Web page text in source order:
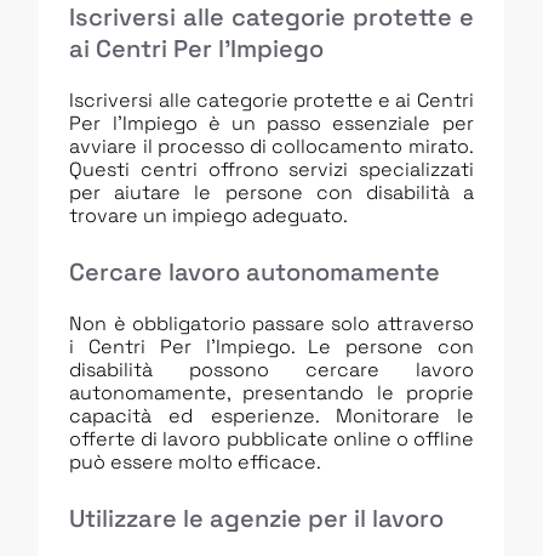
Iscriversi alle categorie protette e
ai Centri Per l’Impiego
Iscriversi alle categorie protette e ai Centri
Per l’Impiego è un passo essenziale per
avviare il processo di collocamento mirato.
Questi centri offrono servizi specializzati
per aiutare le persone con disabilità a
trovare un impiego adeguato.
Cercare lavoro autonomamente
Non è obbligatorio passare solo attraverso
i Centri Per l’Impiego. Le persone con
disabilità possono cercare lavoro
autonomamente, presentando le proprie
capacità ed esperienze. Monitorare le
offerte di lavoro pubblicate online o offline
può essere molto efficace.
Utilizzare le agenzie per il lavoro